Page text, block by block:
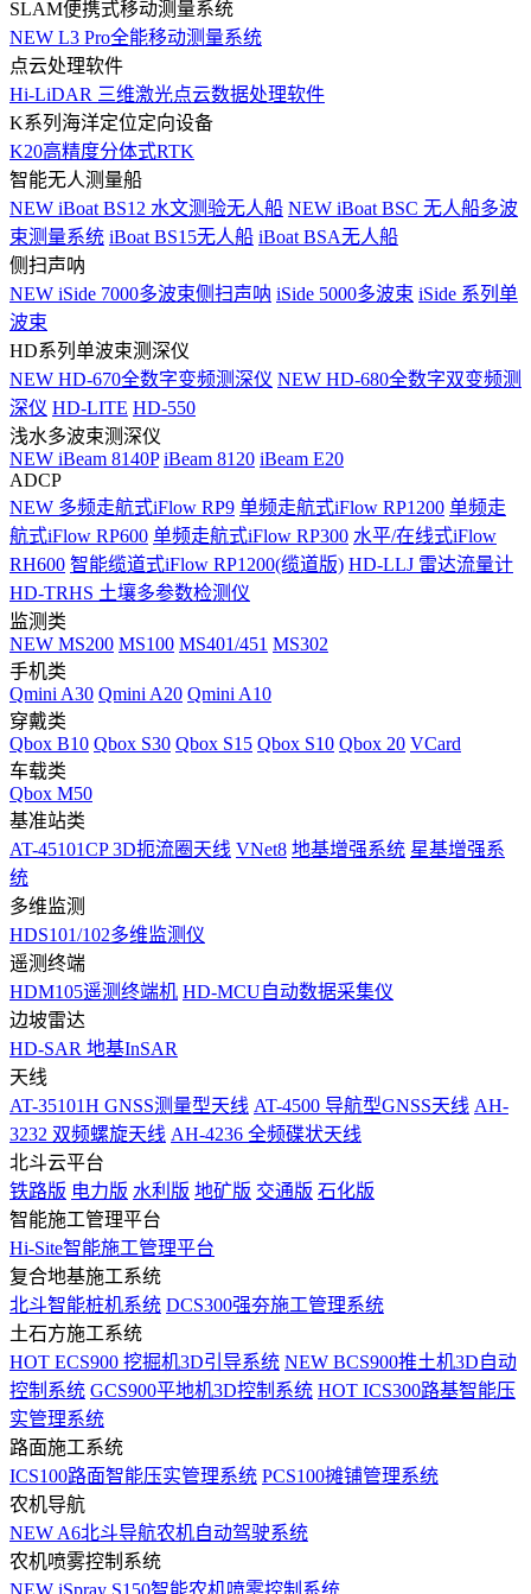
SLAM便携式移动测量系统
NEW L3 Pro全能移动测量系统
点云处理软件
Hi-LiDAR 三维激光点云数据处理软件
K系列海洋定位定向设备
K20高精度分体式RTK
智能无人测量船
NEW iBoat BS12 水文测验无人船 NEW iBoat BSC 无人船多波
束测量系统 iBoat BS15无人船 iBoat BSA无人船
侧扫声呐
NEW iSide 7000多波束侧扫声呐 iSide 5000多波束 iSide 系列单
波束
HD系列单波束测深仪
NEW HD-670全数字变频测深仪 NEW HD-680全数字双变频测
深仪 HD-LITE HD-550
浅水多波束测深仪
NEW iBeam 8140P iBeam 8120 iBeam E20
ADCP
NEW 多频走航式iFlow RP9 单频走航式iFlow RP1200 单频走
航式iFlow RP600 单频走航式iFlow RP300 水平/在线式iFlow
RH600 智能缆道式iFlow RP1200(缆道版) HD-LLJ 雷达流量计
HD-TRHS 土壤多参数检测仪
监测类
NEW MS200 MS100 MS401/451 MS302
手机类
Qmini A30 Qmini A20 Qmini A10
穿戴类
Qbox B10 Qbox S30 Qbox S15 Qbox S10 Qbox 20 VCard
车载类
Qbox M50
基准站类
AT-45101CP 3D扼流圈天线 VNet8 地基增强系统 星基增强系
统
多维监测
HDS101/102多维监测仪
遥测终端
HDM105遥测终端机 HD-MCU自动数据采集仪
边坡雷达
HD-SAR 地基InSAR
天线
AT-35101H GNSS测量型天线 AT-4500 导航型GNSS天线 AH-
3232 双频螺旋天线 AH-4236 全频碟状天线
北斗云平台
铁路版 电力版 水利版 地矿版 交通版 石化版
智能施工管理平台
Hi-Site智能施工管理平台
复合地基施工系统
北斗智能桩机系统 DCS300强夯施工管理系统
土石方施工系统
HOT ECS900 挖掘机3D引导系统 NEW BCS900推土机3D自动
控制系统 GCS900平地机3D控制系统 HOT ICS300路基智能压
实管理系统
路面施工系统
ICS100路面智能压实管理系统 PCS100摊铺管理系统
农机导航
NEW A6北斗导航农机自动驾驶系统
农机喷雾控制系统
NEW iSpray S150智能农机喷雾控制系统